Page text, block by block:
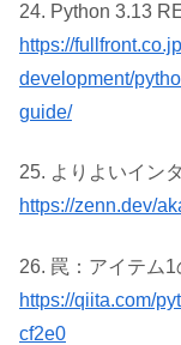
24. Python 3.13
https://
development/
guide/
25. よりよいイン
https://zenn.dev/
26. 罠：アイテム
https://qiita.com/
cf2e0